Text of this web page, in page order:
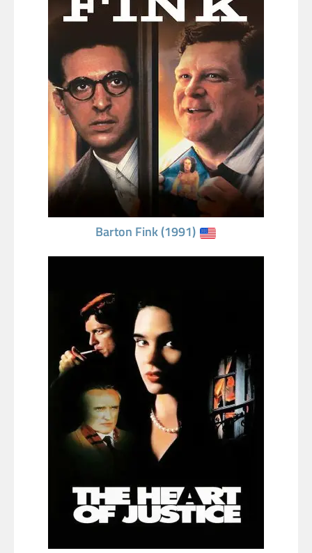
Barton Fink (1991)